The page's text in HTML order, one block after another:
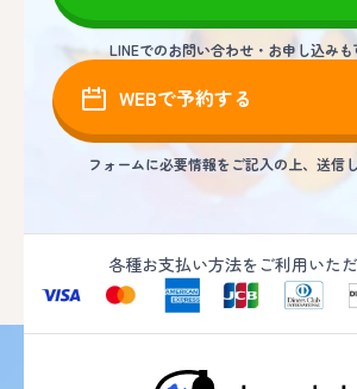
LINEでのお問い合わせ・お申し込みも
WEBで予約する
フォームに必要情報をご記入の上、送信
各種お支払い方法をご利用いただ